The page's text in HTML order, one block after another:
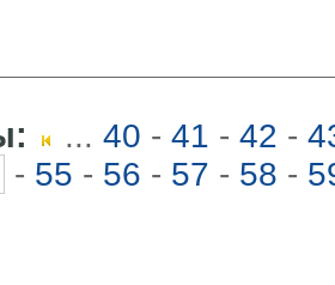
... 40 - 41 - 42 -
- 55 - 56 - 57 - 58 -